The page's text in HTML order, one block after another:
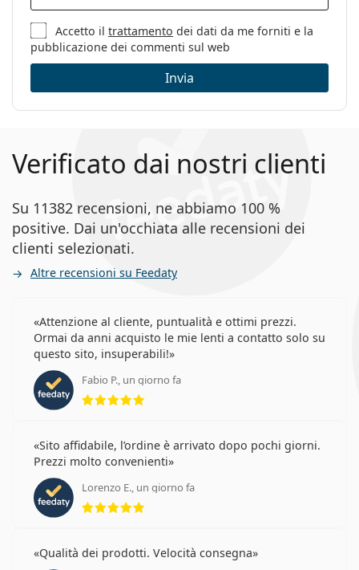
Accetto iltrattamento dei dati da me forniti e la
pubblicazione dei commenti sul web
Invia
Verificato dai nostri clienti
Su 11382 recensioni, ne abbiamo 100 %
positive. Dai un'occhiata alle recensioni dei
clienti selezionati.
Altre recensioni su Feedaty
Attenzione al cliente, puntualità e ottimi prezzi.
Ormai da anni acquisto le mie lenti a contatto solo su
questo sito, insuperabili!
Fabio P., un giorno fa
Sito affidabile, l’ordine è arrivato dopo pochi giorni.
Prezzi molto convenienti
Lorenzo E., un giorno fa
valutazione 5 di 5
Qualità dei prodotti. Velocità consegna